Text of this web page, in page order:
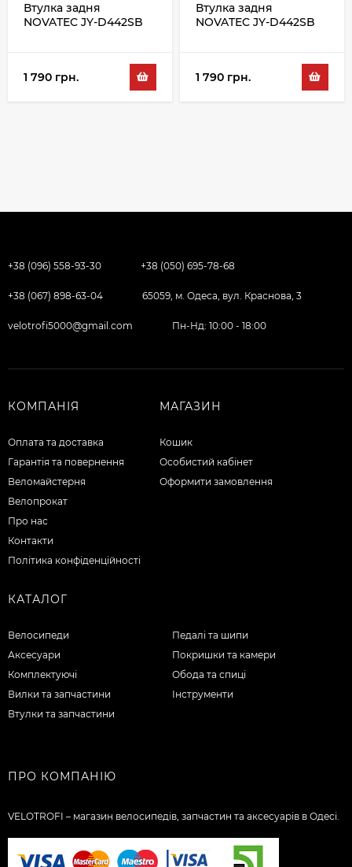
Втулка задня
NOVATEC JY-D442SB
1 790 грн.
Втулка задня
NOVATEC JY-D442SB
1 790 грн.
+38 (096) 558-93-30 +38 (050) 695-78-68
+38 (067) 898-63-04 65059, м. Одеса, вул. Краснова, 3
velotrofi5000@gmail.com Пн-Нд: 10:00 - 18:00
КОМПАНІЯ
Оплата та доставка
Гарантія та повернення
Веломайстерня
Велопрокат
Про нас
Контакти
Політика конфіденційності
МАГАЗИН
Кошик
Особистий кабінет
Оформити замовлення
КАТАЛОГ
Велосипеди
Аксесуари
Комплектуючі
Вилки та запчастини
Втулки та запчастини
Педалі та шипи
Покришки та камери
Обода та спиці
Інструменти
ПРО КОМПАНІЮ
VELOTROFI – магазин велосипедів, запчастин та аксесуарів в Одесі.